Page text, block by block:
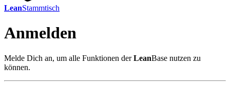
LeanStammtisch
Anmelden
Melde Dich an, um alle Funktionen derLeanBase nutzen zu
können.